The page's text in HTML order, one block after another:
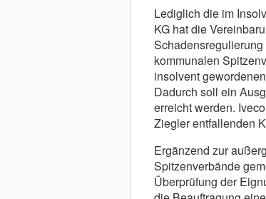
Lediglich die im
KG hat die
kommunalen
insolvent
Dadurch soll ein
erreicht werden.
Ziegler entfallenden
Ergänzend zur
Spitzenverbände
Überprüfung der